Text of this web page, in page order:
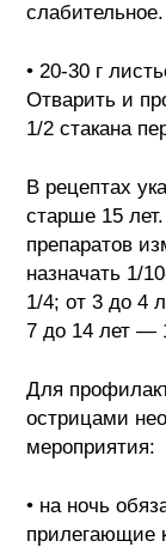
слабительное.
• 20-30 г
Отварить и
1/2 стакана
В рецептах
старше 15
препаратов
назначать 1/
1/4; от 3 до 4
7 до 14 лет —
Для
острицами
мероприятия:
• на ночь
прилегающие